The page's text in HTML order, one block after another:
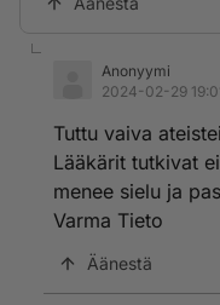
Anonyymi
2024-02-29
Tuttu vaiva
Lääkärit tutkivat
menee sielu ja
Varma Tieto
Äänestä